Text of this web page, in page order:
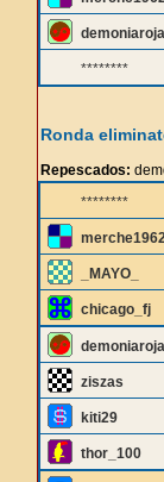
demoniaroja
********
Ronda
Repescados:
********
_MAYO_
chicago_fj
demoniaroja
ziszas
kiti29
thor_100